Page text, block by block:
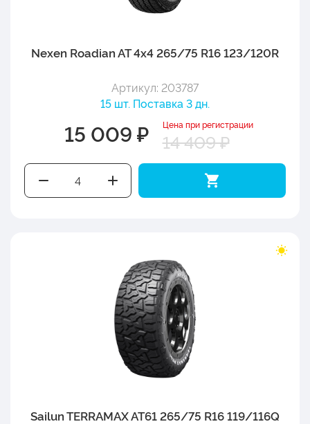
Nexen Roadian AT 4x4 265/75 R16 123/120R
Артикул: 203787
15 шт. Поставка 3 дн.
15 009 ₽ Цена при регистрации
14 409 ₽
Sailun TERRAMAX AT61 265/75 R16 119/116Q